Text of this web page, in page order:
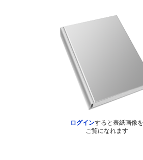
ログインすると表紙画像を
ご覧になれます